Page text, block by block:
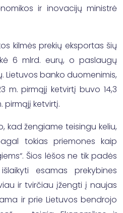
ir inovacijų ministrė
kilmės prekių eksportas šių
6 mlrd. eurų, o paslaugų
Lietuvos banko duomenimis,
m. pirmąjį ketvirtį buvo 14,3
pirmąjį ketvirtį.
kad žengiame teisingu keliu,
tokias priemones kaip
Šios lėšos ne tik padės
esamas prekybines
ir tvirčiau įžengti į naujas
ir prie Lietuvos bendrojo